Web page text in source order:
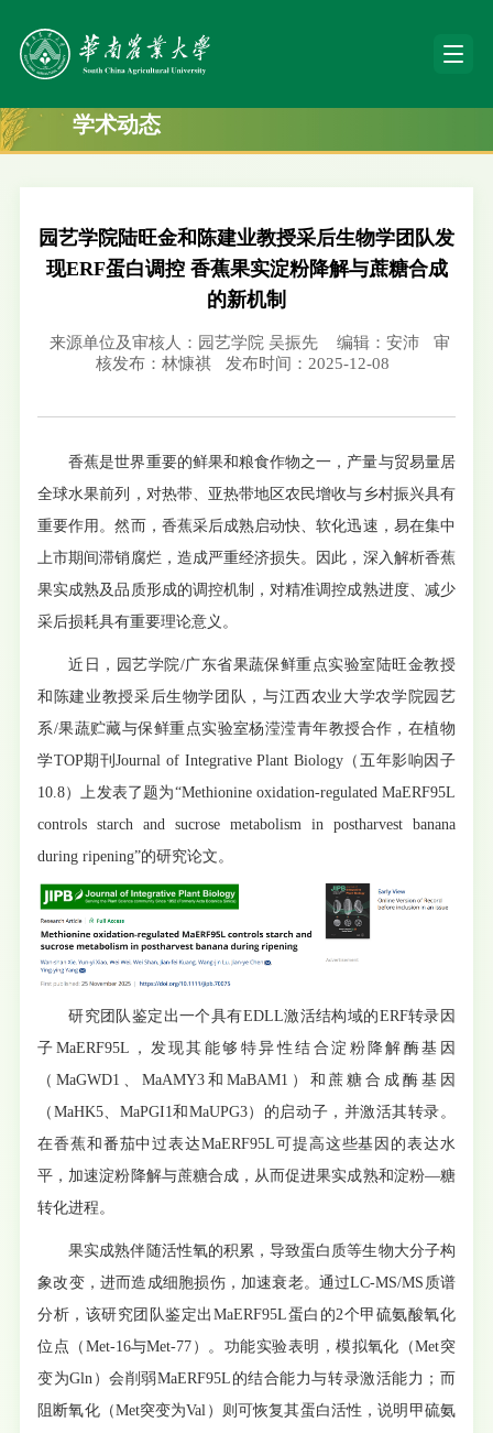
学术动态
园艺学院陆旺金和陈建业教授采后生物学团队发
现ERF蛋白调控 香蕉果实淀粉降解与蔗糖合成
的新机制
来源单位及审核人：园艺学院 吴振先 编辑：安沛
审
核发布：林慷祺
发布时间：2025-12-08
香蕉是世界重要的鲜果和粮食作物之一，产量与贸易量居
全球水果前列，对热带、亚热带地区农民增收与乡村振兴具有
重要作用。然而，香蕉采后成熟启动快、软化迅速，易在集中
上市期间滞销腐烂，造成严重经济损失。因此，深入解析香蕉
果实成熟及品质形成的调控机制，对精准调控成熟进度、减少
采后损耗具有重要理论意义。
近日，园艺学院/广东省果蔬保鲜重点实验室陆旺金教授
和陈建业教授采后生物学团队，与江西农业大学农学院园艺
系/果蔬贮藏与保鲜重点实验室杨滢滢青年教授合作，在植物
学TOP期刊Journal of Integrative Plant Biology（五年影响因子
10.8）上发表了题为“Methionine oxidation-regulated MaERF95L
controls starch and sucrose metabolism in postharvest banana
during ripening”的研究论文。
研究团队鉴定出一个具有EDLL激活结构域的ERF转录因
子MaERF95L，发现其能够特异性结合淀粉降解酶基因
（MaGWD1、MaAMY3和MaBAM1）和蔗糖合成酶基因
（MaHK5、MaPGI1和MaUPG3）的启动子，并激活其转录。
在香蕉和番茄中过表达MaERF95L可提高这些基因的表达水
平，加速淀粉降解与蔗糖合成，从而促进果实成熟和淀粉—糖
转化进程。
果实成熟伴随活性氧的积累，导致蛋白质等生物大分子构
象改变，进而造成细胞损伤，加速衰老。通过LC-MS/MS质谱
分析，该研究团队鉴定出MaERF95L蛋白的2个甲硫氨酸氧化
位点（Met-16与Met-77）。功能实验表明，模拟氧化（Met突
变为Gln）会削弱MaERF95L的结合能力与转录激活能力；而
阻断氧化（Met突变为Val）则可恢复其蛋白活性，说明甲硫氨